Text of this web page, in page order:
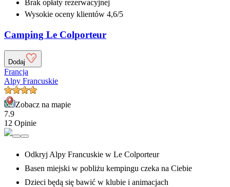
Brak opłaty rezerwacyjnej
Wysokie oceny klientów 4,6/5
Camping Le Colporteur
Dodaj
Francja
Alpy Francuskie
Zobacz na mapie
7.9
12 Opinie
Odkryj Alpy Francuskie w Le Colporteur
Basen miejski w pobliżu kempingu czeka na Ciebie
Dzieci będą się bawić w klubie i animacjach